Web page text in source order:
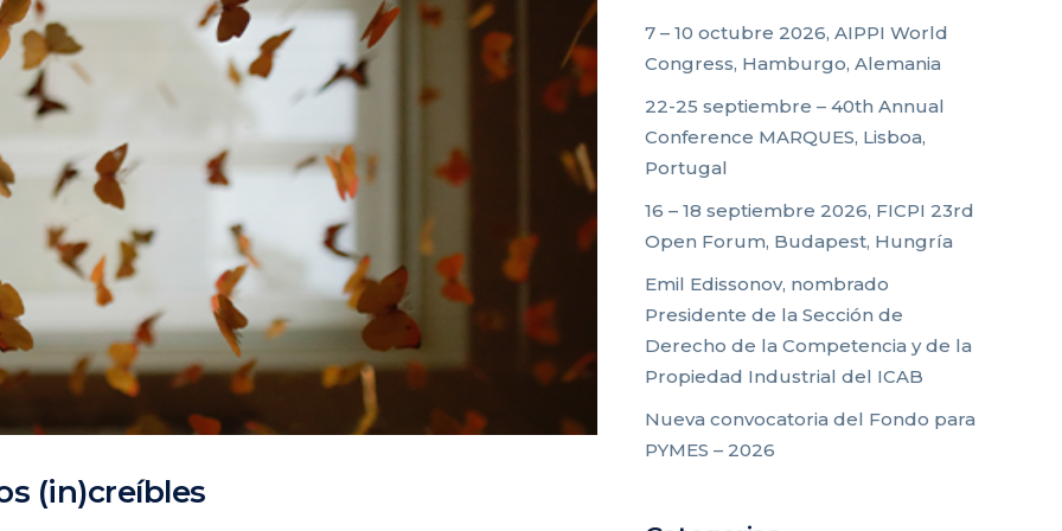
(in)creíbles
7 – 10 octubre 2026, AIPPI World
Congress, Hamburgo, Alemania
22-25 septiembre – 40th Annual
Conference MARQUES, Lisboa,
Portugal
16 – 18 septiembre 2026, FICPI 23rd
Open Forum, Budapest, Hungría
Emil Edissonov, nombrado
Presidente de la Sección de
Derecho de la Competencia y de la
Propiedad Industrial del ICAB
Nueva convocatoria del Fondo para
PYMES – 2026